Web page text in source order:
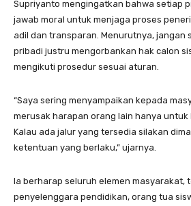
Supriyanto mengingatkan bahwa setiap
jawab moral untuk menjaga proses
adil dan transparan. Menurutnya, jangan
pribadi justru mengorbankan hak calon
mengikuti prosedur sesuai aturan.
“Saya sering menyampaikan kepada
merusak harapan orang lain hanya
Kalau ada jalur yang tersedia silakan
ketentuan yang berlaku,” ujarnya.
Ia berharap seluruh elemen masyarakat,
penyelenggara pendidikan, orang tua